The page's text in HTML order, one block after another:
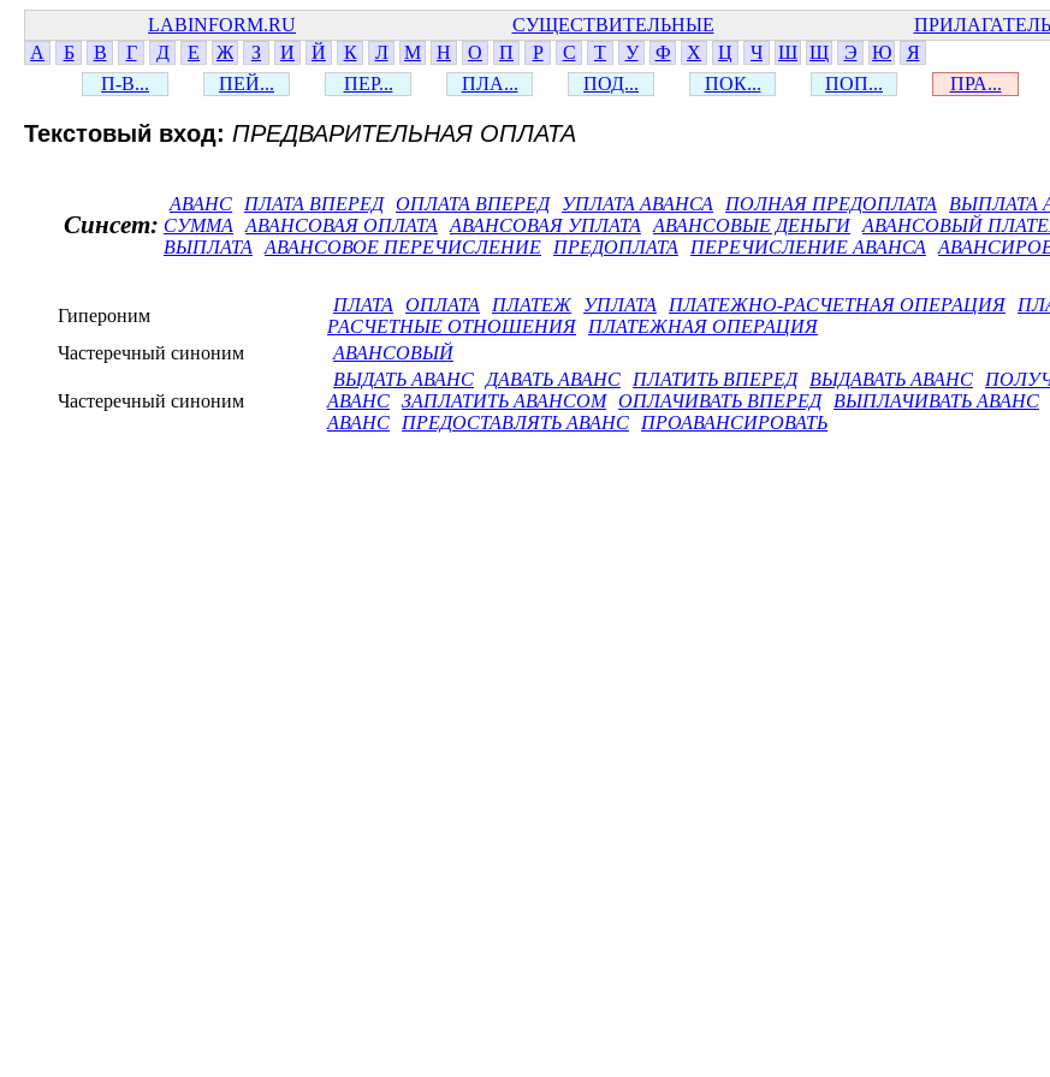
LABINFORM.RU СУЩЕСТВИТЕЛЬНЫЕ
А
Б В Г Д Е Ж З И Й К Л М Н О П Р С Т У Ф Х Ц Ч Ш Щ Э Ю
Я
П-В...
ПЕЙ... ПЕР... ПЛА... ПОД... ПОК... ПОП... ПРА...
Текстовый вход: ПРЕДВАРИТЕЛЬНАЯ ОПЛАТА
Синсет:
АВАНС ПЛАТА ВПЕРЕД ОПЛАТА ВПЕРЕД УПЛАТА АВАНСА ПОЛНАЯ ПРЕДОПЛАТА ВЫПЛАТА
СУММА
АВАНСОВАЯ ОПЛАТА АВАНСОВАЯ УПЛАТА АВАНСОВЫЕ ДЕНЬГИ АВАНСОВЫЙ
ВЫПЛАТА
АВАНСОВОЕ ПЕРЕЧИСЛЕНИЕ ПРЕДОПЛАТА ПЕРЕЧИСЛЕНИЕ АВАНСА
Гипероним
ПЛАТА ОПЛАТА ПЛАТЕЖ УПЛАТА ПЛАТЕЖНО-РАСЧЕТНАЯ ОПЕРАЦИЯ
РАСЧЕТНЫЕ ОТНОШЕНИЯ
ПЛАТЕЖНАЯ ОПЕРАЦИЯ
Частеречный синоним
АВАНСОВЫЙ
Частеречный синоним
ВЫДАТЬ АВАНС ДАВАТЬ АВАНС ПЛАТИТЬ ВПЕРЕД ВЫДАВАТЬ АВАНС
АВАНС ЗАПЛАТИТЬ АВАНСОМ ОПЛАЧИВАТЬ ВПЕРЕД ВЫПЛАЧИВАТЬ АВАНС
АВАНС
ПРЕДОСТАВЛЯТЬ АВАНС ПРОАВАНСИРОВАТЬ